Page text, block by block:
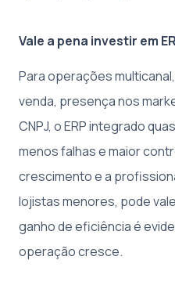
Vale a pena investir em
Para operações
venda, presença nos
CNPJ, o ERP integrado
menos falhas e maior
crescimento e a
lojistas menores, pode
ganho de eficiência é
operação cresce.